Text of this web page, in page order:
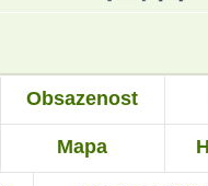
Obsazenost
Mapa